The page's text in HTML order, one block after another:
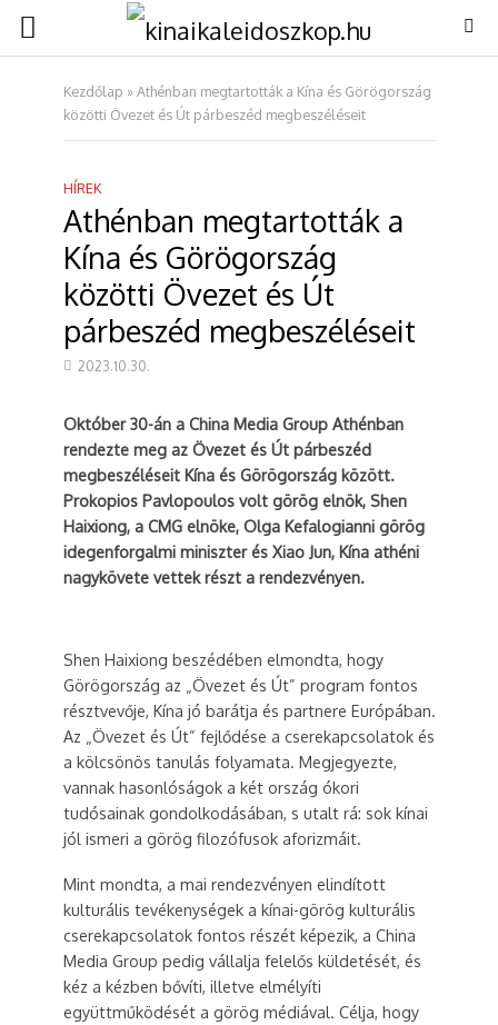
Kezdőlap »Athénban megtartották a Kína és Görögország
közötti Övezet és Út párbeszéd megbeszéléseit
HÍREK
Athénban megtartották a
Kína és Görögország
közötti Övezet és Út
párbeszéd megbeszéléseit
2023.10.30.
Október 30-án a China Media Group Athénban
rendezte meg az Övezet és Út párbeszéd
megbeszéléseit Kína és Görögország között.
Prokopios Pavlopoulos volt görög elnök, Shen
Haixiong, a CMG elnöke, Olga Kefalogianni görög
idegenforgalmi miniszter és Xiao Jun, Kína athéni
nagykövete vettek részt a rendezvényen.
Shen Haixiong beszédében elmondta, hogy
Görögország az „Övezet és Út” program fontos
résztvevője, Kína jó barátja és partnere Európában.
Az „Övezet és Út” fejlődése a cserekapcsolatok és
a kölcsönös tanulás folyamata. Megjegyezte,
vannak hasonlóságok a két ország ókori
tudósainak gondolkodásában, s utalt rá: sok kínai
jól ismeri a görög filozófusok aforizmáit.
Mint mondta, a mai rendezvényen elindított
kulturális tevékenységek a kínai-görög kulturális
cserekapcsolatok fontos részét képezik, a China
Media Group pedig vállalja felelős küldetését, és
kéz a kézben bővíti, illetve elmélyíti
együttműködését a görög médiával. Célja, hogy